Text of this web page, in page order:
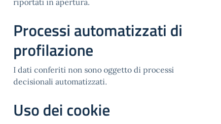
riportati in apertura.
Processi automatizzati di
profilazione
I dati conferiti non sono oggetto di processi
decisionali automatizzati.
Uso dei cookie